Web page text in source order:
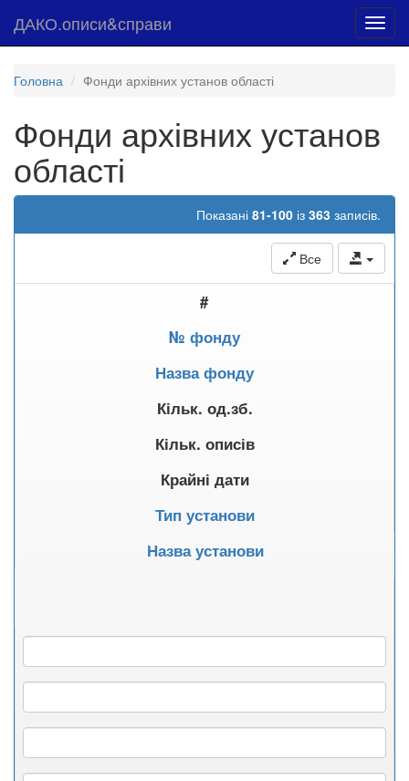
ДАКО.описи&справи
Головна Фонди архівних установ області
Фонди архівних установ
області
Показані 81-100 із 363 записів.
Все
#
№ фонду
Назва фонду
Кільк. од.зб.
Кільк. описів
Крайні дати
Тип установи
Назва установи